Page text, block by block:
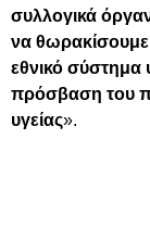
συλλογικά
να
εθνικό σύστημα
πρόσβαση του
υγείας».